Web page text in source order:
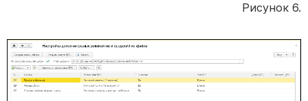
Рисунок 6.